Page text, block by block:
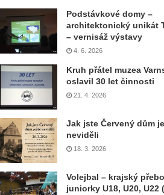
Podstávkové domy –
architektonický unikát
– vernisáž výstavy
4. 6. 2026
Kruh přátel muzea
oslavil 30 let činnosti
21. 4. 2026
Jak jste Červený dům
neviděli
18. 3. 2026
Volejbal – krajský
juniorky U18, U20, U22